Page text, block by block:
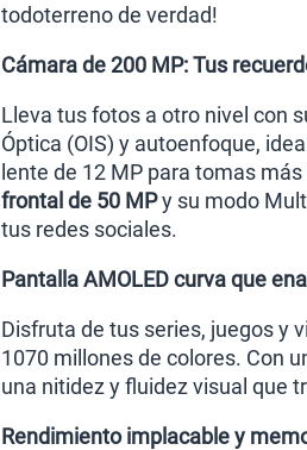
todoterreno de verdad!
Cámara de 200 MP: Tus
Lleva tus fotos a otro nivel con
Óptica (OIS) y autoenfoque,
lente de 12 MP para tomas
frontal de 50 MPy su modo
tus redes sociales.
Pantalla AMOLED curva que
Disfruta de tus series, juegos y
1070 millones de colores. Con
una nitidez y fluidez visual que
Rendimiento implacable y